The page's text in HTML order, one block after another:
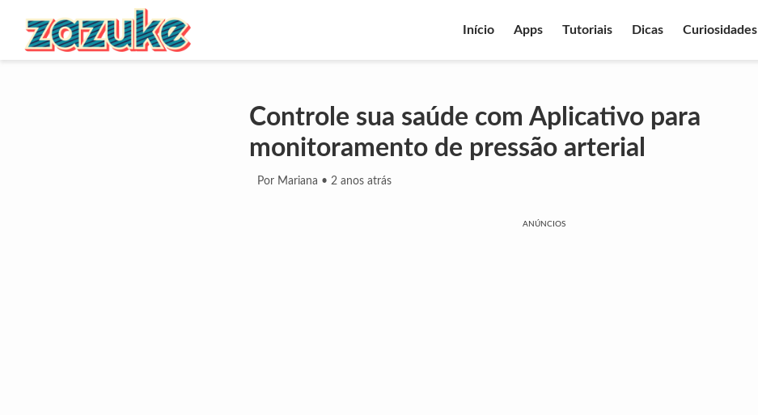
Início Apps Tutoriais Dicas Curiosidades
Controle sua saúde com Aplicativo para
monitoramento de pressão arterial
Por Mariana • 2 anos atrás
ANÚNCIOS